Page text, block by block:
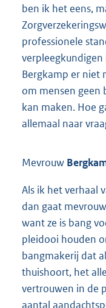
ben ik het eens,
professionele
verpleegkundigen
Bergkamp er niet
om mensen geen
kan maken. Hoe
allemaal naar
Mevrouw
Als ik het verhaal
dan gaat
want ze is bang
pleidooi houden
bangmakerij dat
thuishoort, het
vertrouwen in de
aantal